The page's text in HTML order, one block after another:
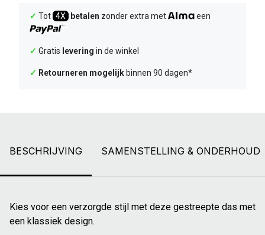
✓ Tot 4X betalen zonder extra met een
✓ Gratis levering in de winkel
✓ Retourneren mogelijk binnen 90 dagen*
BESCHRIJVING SAMENSTELLING & ONDERHOUD
Kies voor een verzorgde stijl met deze gestreepte das met
een klassiek design.